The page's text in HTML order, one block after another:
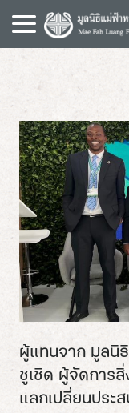
i
ผู้แทนจาก มูลนิ
ชูเชิด ผู้จัดการสิ่
แลกเปลี่ยนประ